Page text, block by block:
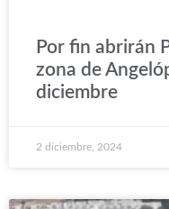
Por fin abrirán
zona de
diciembre
2 diciembre, 2024